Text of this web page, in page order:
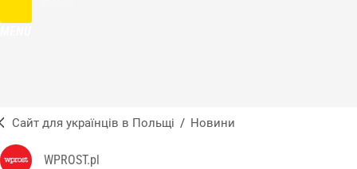
Сайт для українців в Польщі / Новини
WPROST.pl